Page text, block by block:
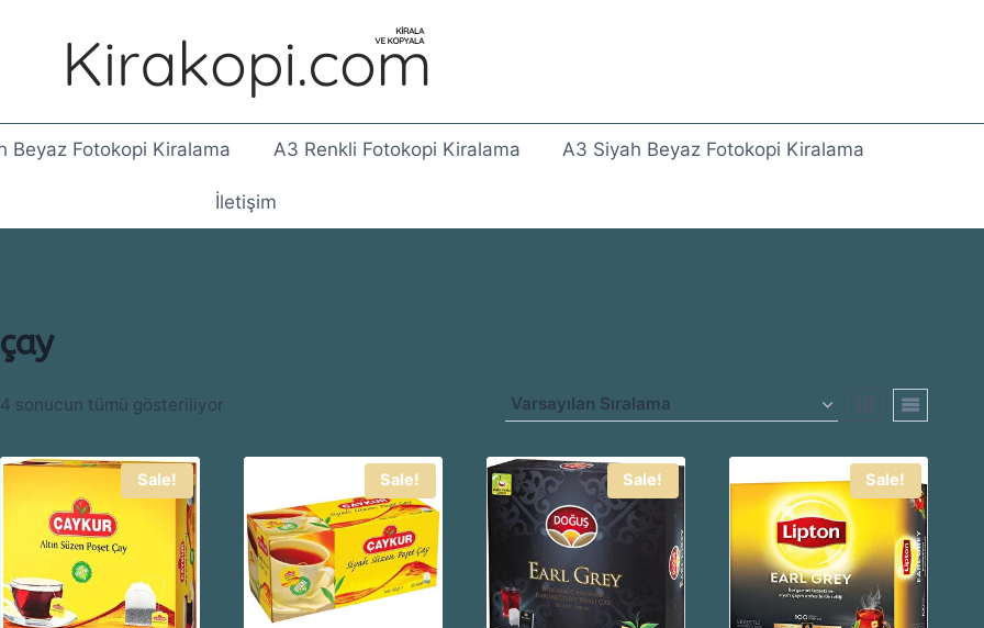
Beyaz Fotokopi Kiralama A3 Renkli Fotokopi Kiralama A3 Siyah Beyaz Fotokopi Kiralama
İletişim
çay
4 sonucun tümü gösteriliyor
Sale! Sale! Sale! Sale!